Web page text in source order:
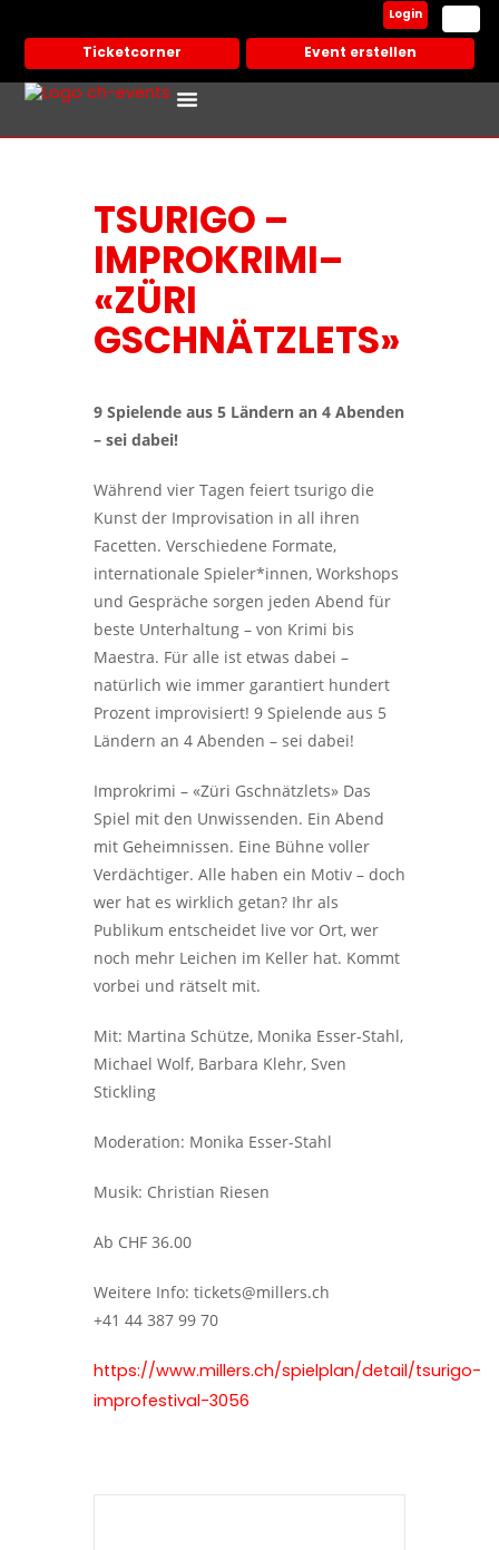
Ticketcorner Event erstellen
Login
TSURIGO –
IMPROKRIMI–
«ZÜRI
GSCHNÄTZLETS»
9 Spielende aus 5 Ländern an 4 Abenden
– sei dabei!
Während vier Tagen feiert tsurigo die
Kunst der Improvisation in all ihren
Facetten. Verschiedene Formate,
internationale Spieler*innen, Workshops
und Gespräche sorgen jeden Abend für
beste Unterhaltung – von Krimi bis
Maestra. Für alle ist etwas dabei –
natürlich wie immer garantiert hundert
Prozent improvisiert! 9 Spielende aus 5
Ländern an 4 Abenden – sei dabei!
Improkrimi – «Züri Gschnätzlets» Das
Spiel mit den Unwissenden. Ein Abend
mit Geheimnissen. Eine Bühne voller
Verdächtiger. Alle haben ein Motiv – doch
wer hat es wirklich getan? Ihr als
Publikum entscheidet live vor Ort, wer
noch mehr Leichen im Keller hat. Kommt
vorbei und rätselt mit.
Mit: Martina Schütze, Monika Esser-Stahl,
Michael Wolf, Barbara Klehr, Sven
Stickling
Moderation: Monika Esser-Stahl
Musik: Christian Riesen
Ab CHF 36.00
Weitere Info: tickets@millers.ch
+41 44 387 99 70
https://www.millers.ch/spielplan/detail/tsurigo-
improfestival-3056